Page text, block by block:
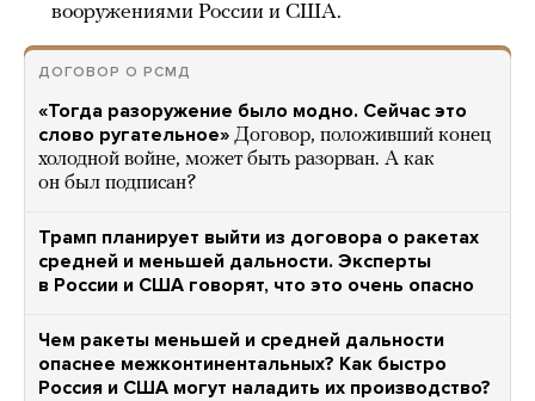
вооружениями России и США.
ДОГОВОР О РСМД
«Тогда разоружение было модно. Сейчас это
слово ругательное» Договор, положивший конец
холодной войне, может быть разорван. А как
он был подписан?
Трамп планирует выйти из договора о ракетах
средней и меньшей дальности. Эксперты
в России и США говорят, что это очень опасно
Чем ракеты меньшей и средней дальности
опаснее межконтинентальных? Как быстро
Россия и США могут наладить их производство?